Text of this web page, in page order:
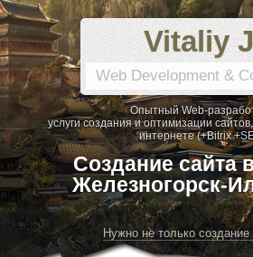
Vitaliy
Web Development &
Опытный Web-
услуги создания и оптимизации
интернете (+Bitrix
Создание сайта
Железногорск-
Нужно не только